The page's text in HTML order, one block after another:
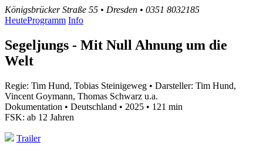
Königsbrücker Straße 55 • Dresden • 0351 8032185
HeuteProgramm Info
Segeljungs - Mit Null Ahnung um die
Welt
Regie: Tim Hund, Tobias Steinigeweg • Darsteller: Tim Hund,
Vincent Goymann, Thomas Schwarz u.a.
Dokumentation • Deutschland • 2025 • 121 min
FSK: ab 12 Jahren
Trailer